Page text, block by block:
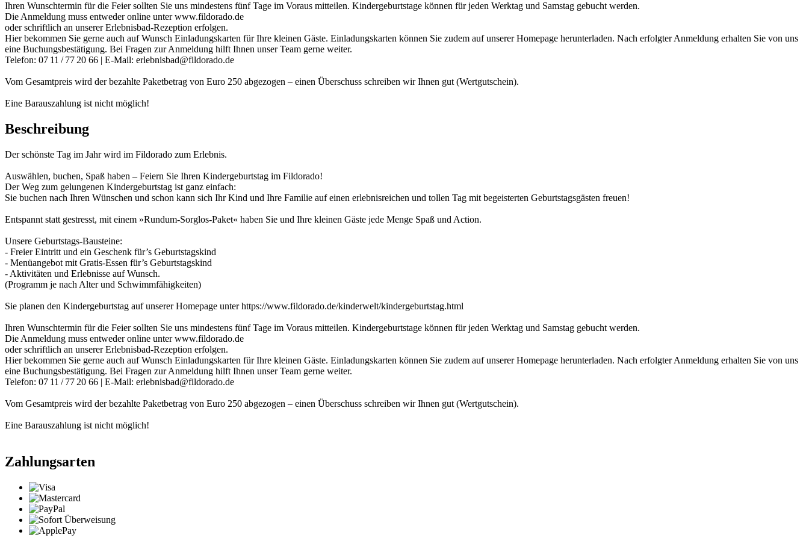
Ihren Wunschtermin für die Feier sollten Sie uns mindestens fünf Tage im Voraus mitteilen. Kindergeburtstage können für jeden Werktag und Samstag gebucht werden.
Die Anmeldung muss entweder online unter www.fildorado.de
oder schriftlich an unserer Erlebnisbad-Rezeption erfolgen.
Hier bekommen Sie gerne auch auf Wunsch Einladungskarten für Ihre kleinen Gäste. Einladungskarten können Sie zudem auf unserer Homepage herunterladen. Nach erfolgter Anmeldung erhalten Sie von uns
eine Buchungsbestätigung. Bei Fragen zur Anmeldung hilft Ihnen unser Team gerne weiter.
Telefon: 07 11 / 77 20 66 | E-Mail: erlebnisbad@fildorado.de
Vom Gesamtpreis wird der bezahlte Paketbetrag von Euro 250 abgezogen – einen Überschuss schreiben wir Ihnen gut (Wertgutschein).
Eine Barauszahlung ist nicht möglich!
Beschreibung
Der schönste Tag im Jahr wird im Fildorado zum Erlebnis.
Auswählen, buchen, Spaß haben – Feiern Sie Ihren Kindergeburtstag im Fildorado!
Der Weg zum gelungenen Kindergeburtstag ist ganz einfach:
Sie buchen nach Ihren Wünschen und schon kann sich Ihr Kind und Ihre Familie auf einen erlebnisreichen und tollen Tag mit begeisterten Geburtstagsgästen freuen!
Entspannt statt gestresst, mit einem »Rundum-Sorglos-Paket« haben Sie und Ihre kleinen Gäste jede Menge Spaß und Action.
Unsere Geburtstags-Bausteine:
- Freier Eintritt und ein Geschenk für’s Geburtstagskind
- Menüangebot mit Gratis-Essen für’s Geburtstagskind
- Aktivitäten und Erlebnisse auf Wunsch.
(Programm je nach Alter und Schwimmfähigkeiten)
Sie planen den Kindergeburtstag auf unserer Homepage unter https://www.fildorado.de/kinderwelt/kindergeburtstag.html
Ihren Wunschtermin für die Feier sollten Sie uns mindestens fünf Tage im Voraus mitteilen. Kindergeburtstage können für jeden Werktag und Samstag gebucht werden.
Die Anmeldung muss entweder online unter www.fildorado.de
oder schriftlich an unserer Erlebnisbad-Rezeption erfolgen.
Hier bekommen Sie gerne auch auf Wunsch Einladungskarten für Ihre kleinen Gäste. Einladungskarten können Sie zudem auf unserer Homepage herunterladen. Nach erfolgter Anmeldung erhalten Sie von uns
eine Buchungsbestätigung. Bei Fragen zur Anmeldung hilft Ihnen unser Team gerne weiter.
Telefon: 07 11 / 77 20 66 | E-Mail: erlebnisbad@fildorado.de
Vom Gesamtpreis wird der bezahlte Paketbetrag von Euro 250 abgezogen – einen Überschuss schreiben wir Ihnen gut (Wertgutschein).
Eine Barauszahlung ist nicht möglich!
Zahlungsarten